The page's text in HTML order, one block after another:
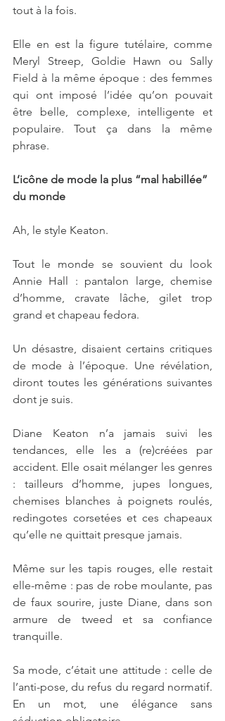
tout à la fois.
Elle en est la figure tutélaire, comme
Meryl Streep, Goldie Hawn ou Sally
Field à la même époque : des femmes
qui ont imposé l’idée qu’on pouvait
être belle, complexe, intelligente et
populaire. Tout ça dans la même
phrase.
L’icône de mode la plus “mal habillée”
du monde
Ah, le style Keaton.
Tout le monde se souvient du look
Annie Hall : pantalon large, chemise
d’homme, cravate lâche, gilet trop
grand et chapeau fedora.
Un désastre, disaient certains critiques
de mode à l’époque. Une révélation,
diront toutes les générations suivantes
dont je suis.
Diane Keaton n’a jamais suivi les
tendances, elle les a (re)créées par
accident. Elle osait mélanger les genres
: tailleurs d’homme, jupes longues,
chemises blanches à poignets roulés,
redingotes corsetées et ces chapeaux
qu’elle ne quittait presque jamais.
Même sur les tapis rouges, elle restait
elle-même : pas de robe moulante, pas
de faux sourire, juste Diane, dans son
armure de tweed et sa confiance
tranquille.
Sa mode, c’était une attitude : celle de
l’anti-pose, du refus du regard normatif.
En un mot, une élégance sans